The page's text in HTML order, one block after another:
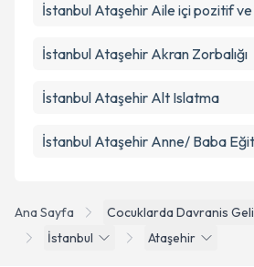
Ana Sayfa
Cocuklarda Davranis
İstanbul
Ataşehir
İstanbul Ataşehir Aile içi pozitif
İstanbul Ataşehir Akran Zorbalığı
İstanbul Ataşehir Alt Islatma
İstanbul Ataşehir Anne/ Baba